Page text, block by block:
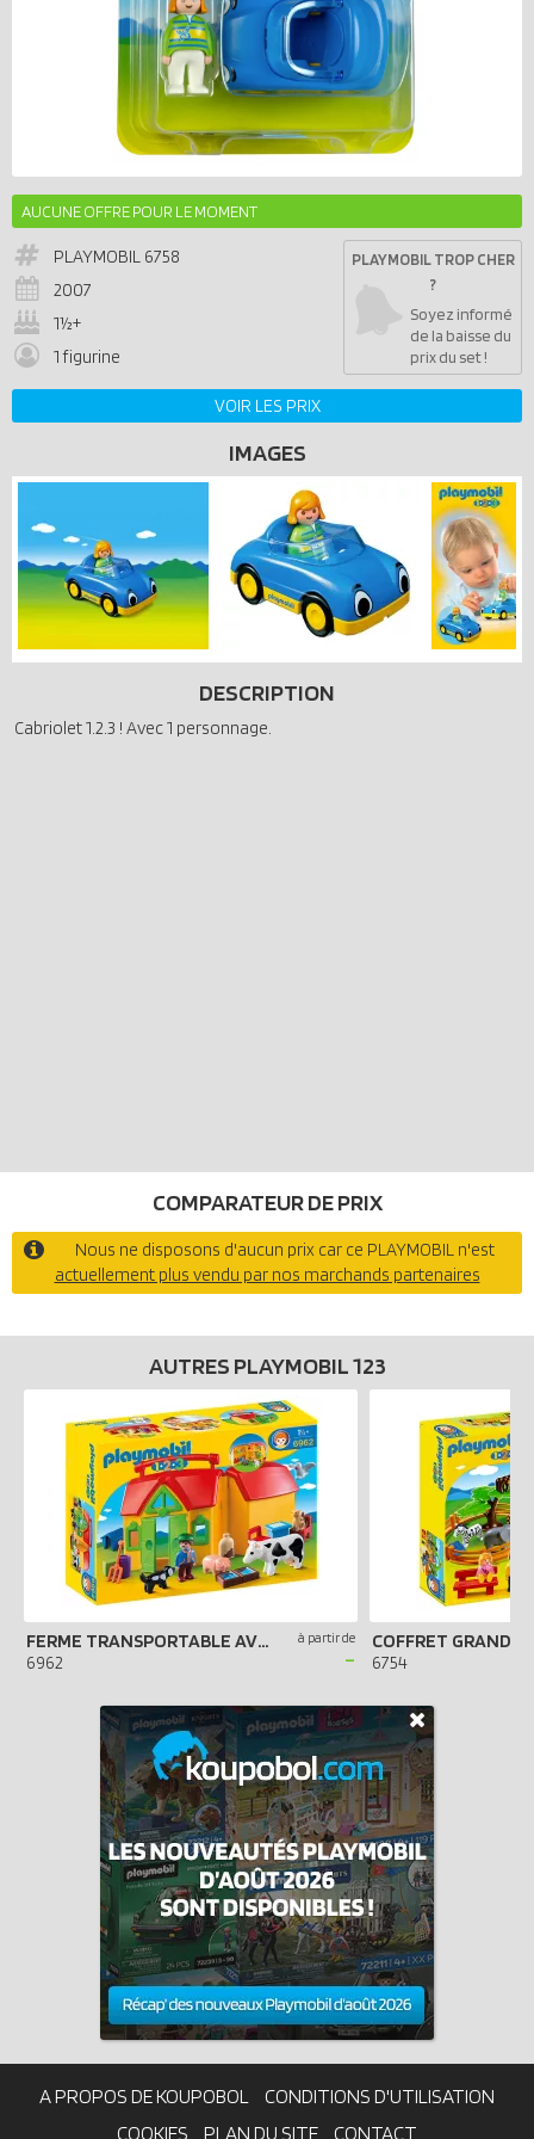
AUCUNE OFFRE POUR LE MOMENT
PLAYMOBIL 6758
2007
1½+
1 figurine
PLAYMOBIL TROP CHER
?
Soyez informé
de la baisse du
prix du set !
VOIR LES PRIX
IMAGES
DESCRIPTION
Cabriolet 1.2.3 ! Avec 1 personnage.
COMPARATEUR DE PRIX
Nous ne disposons d'aucun prix car ce PLAYMOBIL n'est
actuellement plus vendu par nos marchands partenaires
AUTRES PLAYMOBIL 123
FERME TRANSPORTABLE AVEC ANIMAUX
6962
à partir de
-
COFFRET GRAND
6754
A PROPOS DE KOUPOBOL
CONDITIONS D'UTILISATION
COOKIES
PLAN DU SITE CONTACT